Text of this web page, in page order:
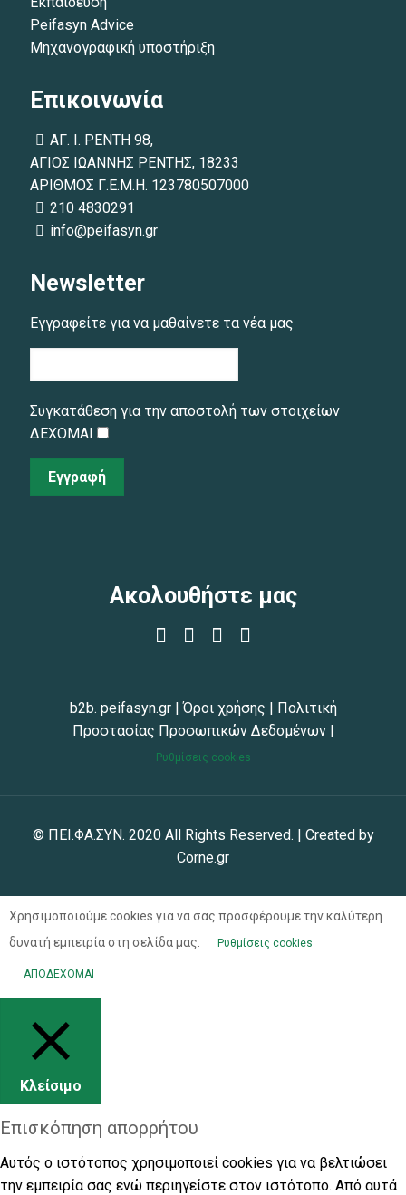
Peifasyn Advice
Μηχανογραφική υποστήριξη
Επικοινωνία
ΑΓ. Ι. ΡΕΝΤΗ 98,
ΑΓΙΟΣ ΙΩΑΝΝΗΣ ΡΕΝΤΗΣ, 18233
ΑΡΙΘΜΟΣ Γ.Ε.Μ.Η. 123780507000
210 4830291
info@peifasyn.gr
Newsletter
Εγγραφείτε για να μαθαίνετε τα νέα μας
Συγκατάθεση για την αποστολή των στοιχείων
ΔΕΧΟΜΑΙ
Εγγραφή
Ακολουθήστε μας
b2b. peifasyn.gr|Όροι χρήσης | Πολιτική
Προστασίας Προσωπικών Δεδομένων|
Ρυθμίσεις cookies
© ΠΕΙ.ΦΑ.ΣΥΝ. 2020 All Rights Reserved. | Created by
Corne.gr
Χρησιμοποιούμε cookies για να σας προσφέρουμε την καλύτερη
δυνατή εμπειρία στη σελίδα μας.
Ρυθμίσεις cookies
ΑΠΟΔΕΧΟΜΑΙ
Κλείσιμο
Επισκόπηση απορρήτου
Αυτός ο ιστότοπος χρησιμοποιεί cookies για να βελτιώσει
την εμπειρία σας ενώ περιηγείστε στον ιστότοπο. Από αυτά